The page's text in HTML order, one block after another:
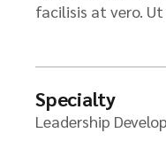
facilisis at vero. Ut
Specialty
Leadership